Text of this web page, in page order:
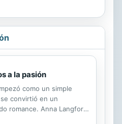
a la pasión
como un simple
convirtió en un
romance. Anna Langford